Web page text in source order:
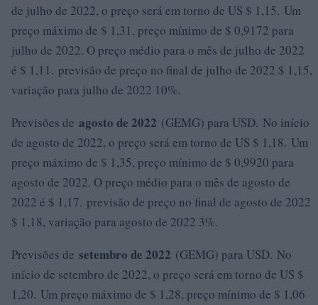
de julho de 2022, o preço será em torno de US $ 1,15. Um
preço máximo de $ 1,31, preço mínimo de $ 0,9172 para
julho de 2022. O preço médio para o mês de julho de 2022
é $ 1,11. previsão de preço no final de julho de 2022 $ 1,15,
variação para julho de 2022 10%.
Previsões de agosto de 2022 (GEMG) para USD. No início
de agosto de 2022, o preço será em torno de US $ 1,18. Um
preço máximo de $ 1,35, preço mínimo de $ 0,9920 para
agosto de 2022. O preço médio para o mês de agosto de
2022 é $ 1,17. previsão de preço no final de agosto de 2022
$ 1,18, variação para agosto de 2022 3%.
Previsões de setembro de 2022 (GEMG) para USD. No
início de setembro de 2022, o preço será em torno de US $
1,20. Um preço máximo de $ 1,28, preço mínimo de $ 1,06